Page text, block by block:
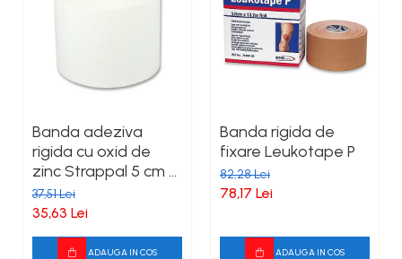
Banda adeziva
rigida cu oxid de
zinc Strappal 5 cm x
10 m Alb
37,51 Lei
35,63 Lei
ADAUGA IN COS
Banda rigida de
fixare Leukotape P
82,28 Lei
78,17 Lei
ADAUGA IN COS